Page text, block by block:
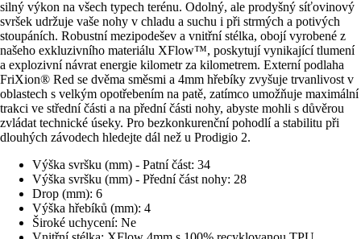
silný výkon na všech typech terénu. Odolný, ale prodyšný síťovinový
svršek udržuje vaše nohy v chladu a suchu i při strmých a potivých
stoupáních. Robustní mezipodešev a vnitřní stélka, obojí vyrobené z
našeho exkluzivního materiálu XFlow™, poskytují vynikající tlumení
a explozivní návrat energie kilometr za kilometrem. Externí podlaha
FriXion® Red se dvěma směsmi a 4mm hřebíky zvyšuje trvanlivost v
oblastech s velkým opotřebením na patě, zatímco umožňuje maximální
trakci ve střední části a na přední části nohy, abyste mohli s důvěrou
zvládat technické úseky. Pro bezkonkurenční pohodlí a stabilitu při
dlouhých závodech hledejte dál než u Prodigio 2.
Výška svršku (mm) - Patní část: 34
Výška svršku (mm) - Přední část nohy: 28
Drop (mm): 6
Výška hřebíků (mm): 4
Široké uchycení: Ne